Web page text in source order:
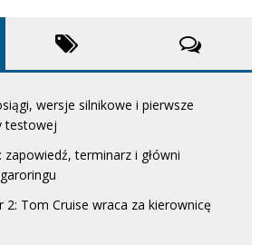
wersje silnikowe i pierwsze
testowej
zapowiedź, terminarz i główni
2: Tom Cruise wraca za kierownicę